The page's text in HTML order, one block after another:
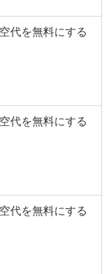
代を無料にする
代を無料にする
代を無料にする